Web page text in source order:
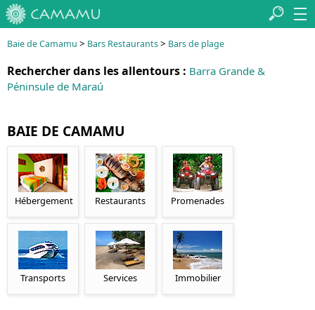
Baie de Camamu > Bars Restaurants> Bars de plage
Rechercher dans les allentours : Barra Grande &
Péninsule de Maraú
BAIE DE CAMAMU
Hébergement Restaurants Promenades
Transports Services Immobilier